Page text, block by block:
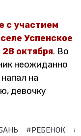
с участием
Успенское
октября. Во
неожиданно
на
девочку
#РЕБЕНОК